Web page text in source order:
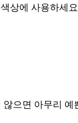
상에 사용하세
으면 아무리 예